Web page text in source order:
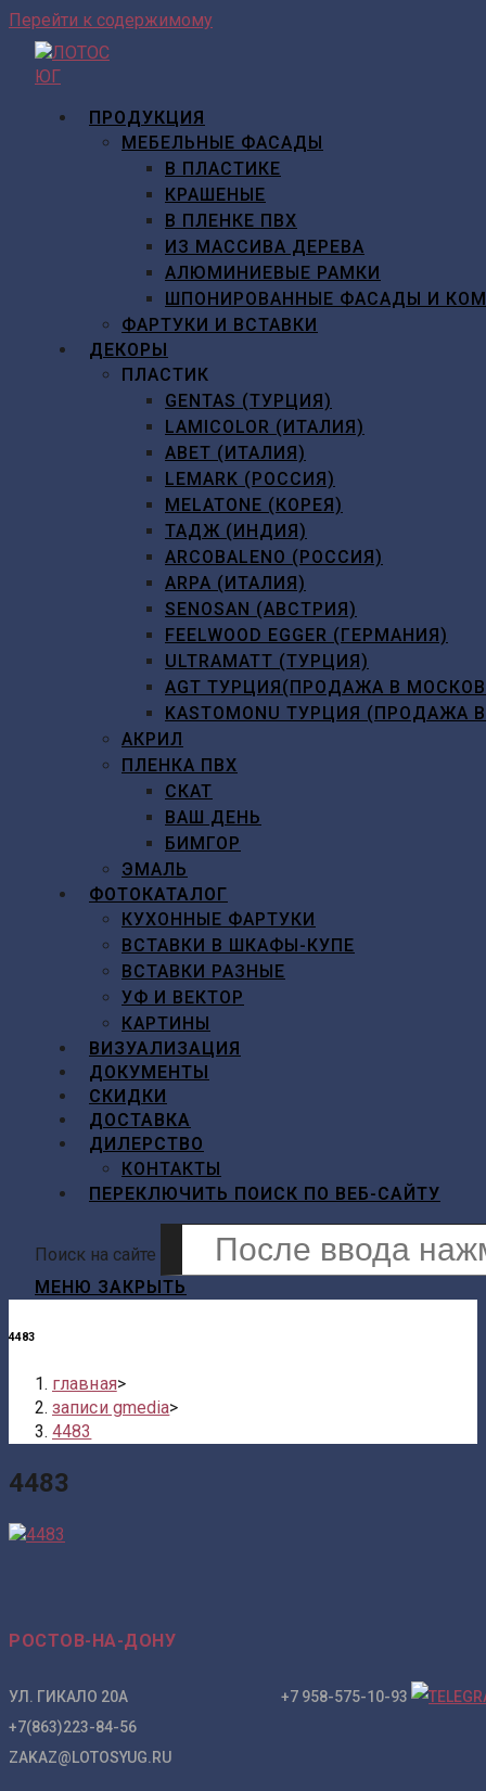
Перейти к содержимому
ПРОДУКЦИЯ
МЕБЕЛЬНЫЕ ФАСАДЫ
В ПЛАСТИКЕ
КРАШЕНЫЕ
В ПЛЕНКЕ ПВХ
ИЗ МАССИВА ДЕРЕВА
АЛЮМИНИЕВЫЕ РАМКИ
ШПОНИРОВАННЫЕ ФАСАДЫ И
ФАРТУКИ И ВСТАВКИ
ДЕКОРЫ
ПЛАСТИК
GENTAS (ТУРЦИЯ)
LAMICOLOR (ИТАЛИЯ)
ABET (ИТАЛИЯ)
LEMARK (РОССИЯ)
MELATONE (КОРЕЯ)
ТАДЖ (ИНДИЯ)
ARCOBALENO (РОССИЯ)
ARPA (ИТАЛИЯ)
SENOSAN (АВСТРИЯ)
FEELWOOD EGGER (ГЕРМАНИЯ)
ULTRAMATT (ТУРЦИЯ)
AGT ТУРЦИЯ(ПРОДАЖА В
KASTOMONU ТУРЦИЯ
АКРИЛ
ПЛЕНКА ПВХ
СКАТ
ВАШ ДЕНЬ
БИМГОР
ЭМАЛЬ
ФОТОКАТАЛОГ
КУХОННЫЕ ФАРТУКИ
ВСТАВКИ В ШКАФЫ-КУПЕ
ВСТАВКИ РАЗНЫЕ
УФ И ВЕКТОР
КАРТИНЫ
ВИЗУАЛИЗАЦИЯ
ДОКУМЕНТЫ
СКИДКИ
ДОСТАВКА
ДИЛЕРСТВО
КОНТАКТЫ
ПЕРЕКЛЮЧИТЬ ПОИСК ПО ВЕБ-САЙТУ
Поиск на сайте
МЕНЮ ЗАКРЫТЬ
4483
главная>
записи gmedia>
4483
4483
РОСТОВ-НА-ДОНУ
УЛ. ГИКАЛО 20А +7 958-575-10-93
+7(863)223-84-56
ZAKAZ@LOTOSYUG.RU